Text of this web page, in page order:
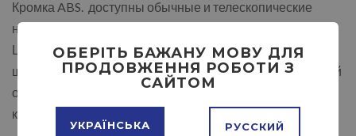
Кромка ABS. доступны обычные и телескопические
направляющие.
Цвет белый, дуб молочный, ольха, дуб сонома, дуб
шамони светлый, дуб трюфель, дуб крафт белый, лесной
орех, яблоня, орех тёмный, тёмный венге, возможно
комбинирование цвета
ОБЕРІТЬ БАЖАНУ МОВУ ДЛЯ
ПРОДОВЖЕННЯ РОБОТИ З
САЙТОМ
УКРАЇНСЬКА РУССКИЙ